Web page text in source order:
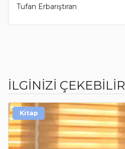
Tufan Erbarıştıran
İLGİNİZİ ÇEKEBİLİR
Kitap